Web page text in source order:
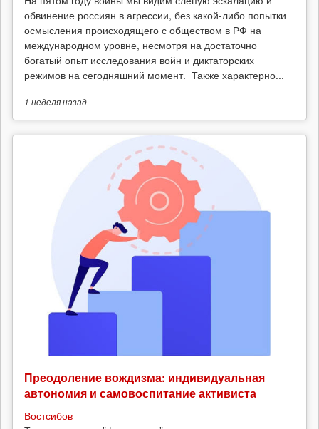
обвинение россиян в агрессии, без какой-либо попытки
осмысления происходящего с обществом в РФ на
международном уровне, несмотря на достаточно
богатый опыт исследования войн и диктаторских
режимов на сегодняшний момент. Также характерно...
1 неделяназад
Преодоление вождизма: индивидуальная
автономия и самовоспитание активиста
Востсибов